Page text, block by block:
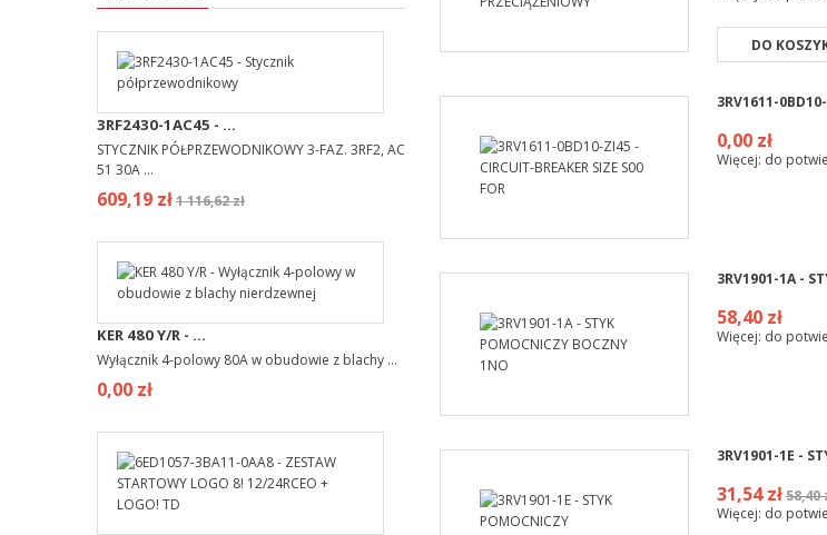
3RF2430-1AC45 - ...
STYCZNIK PÓŁPRZEWODNIKOWY 3-FAZ. 3RF2, AC
51 30A ...
609,19 zł1 116,62 zł
KER 480 Y/R - ...
Wyłącznik 4-polowy 80A w obudowie z blachy ...
0,00 zł
DO
3RV1611-
0,00 zł
Więcej: do
3RV1901-1A -
58,40 zł
Więcej: do
3RV1901-1E -
31,54 zł58,40
Więcej: do